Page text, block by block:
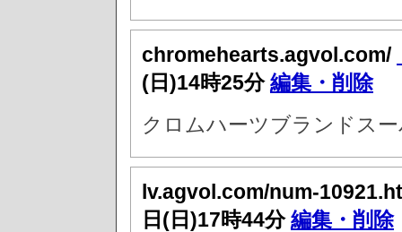
chromehearts.agvol.com/
(日)14時25分編集・削除
クロムハーツブランドス
lv.agvol.com/num-
日(日)17時44分編集・削除